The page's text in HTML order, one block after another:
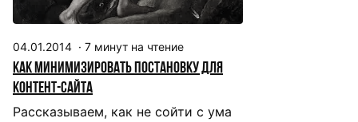
04.01.2014 · 7 минут на чтение
Как минимизировать постановку для
контент-сайта
Рассказываем, как не сойти с ума